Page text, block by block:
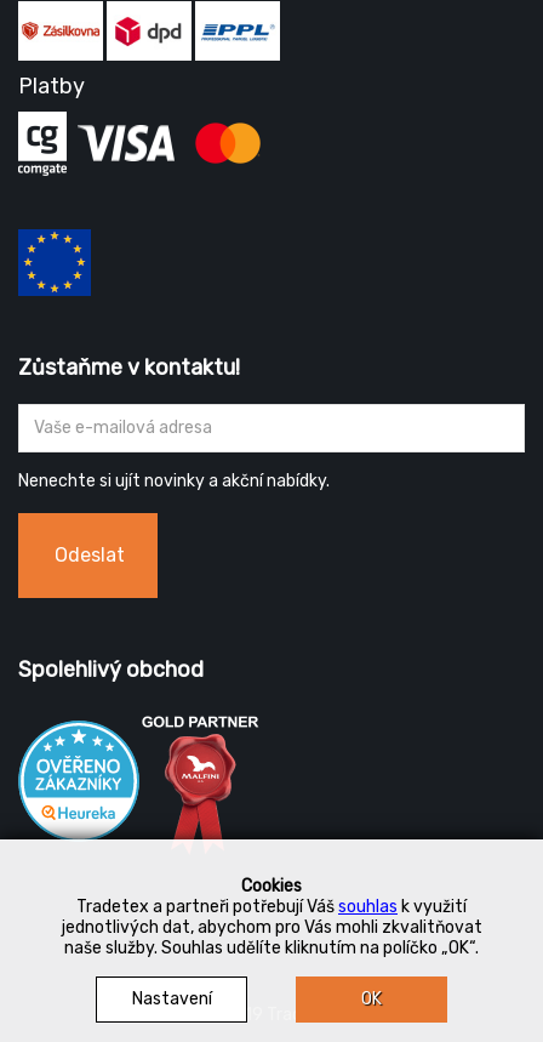
Cookies
Tradetex a partneři potřebují Vášsouhlas k využití
jednotlivých dat, abychom pro Vás mohli zkvalitňovat
naše služby. Souhlas udělíte kliknutím na políčko „OK“.
Nastavení OK
Platby
Zůstaňme v kontaktu!
Nenechte si ujít novinky a akční nabídky.
Odeslat
Spolehlivý obchod